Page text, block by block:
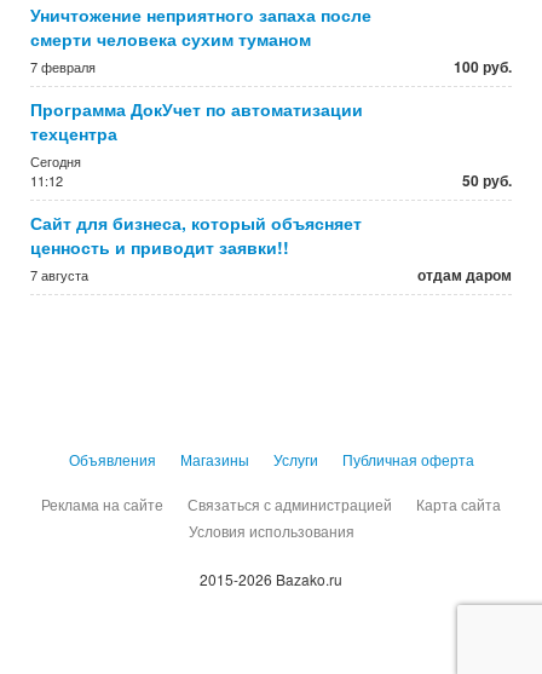
Уничтожение неприятного запаха после
смерти человека сухим туманом
7 февраля 100 руб.
Программа ДокУчет по автоматизации
техцентра
Сегодня
11:12
50 руб.
Сайт для бизнеса, который объясняет
ценность и приводит заявки!!
7 августа отдам даром
Объявления Магазины Услуги Публичная оферта
Реклама на сайте Связаться с администрацией
Карта сайта
Условия использования
2015-2026 Bazako.ru